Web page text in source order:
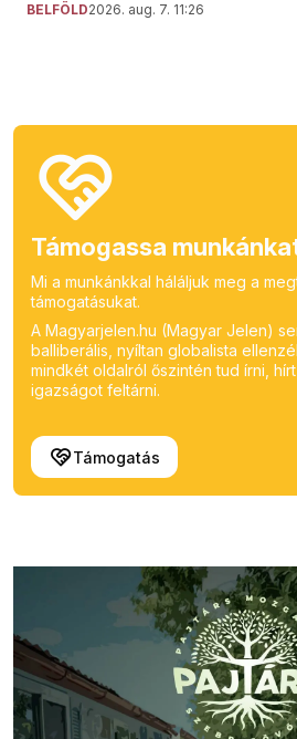
BELFÖLD2026. aug. 7. 11:26
Támogassa
Mi a munkánkkal háláljuk meg a
támogatásukat.
A Magyarjelen.hu (Magyar Jelen)
balliberális, nyíltan globalista
mindkét oldalról őszintén tud írni,
igazságot feltárni.
Támogatás